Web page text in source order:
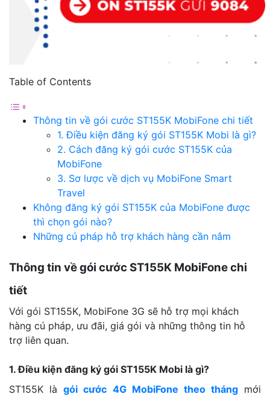
Table of Contents
Thông tin về gói cước ST155K MobiFone chi tiết
1. Điều kiện đăng ký gói ST155K Mobi là gì?
2. Cách đăng ký gói cước ST155K của
MobiFone
3. Sơ lược về dịch vụ MobiFone Smart
Travel
Không đăng ký gói ST155K của MobiFone được
thì chọn gói nào?
Những cú pháp hỗ trợ khách hàng cần nắm
Thông tin về gói cước ST155K MobiFone chi
tiết
Với gói ST155K, MobiFone 3G sẽ hỗ trợ mọi khách
hàng cú pháp, ưu đãi, giá gói và những thông tin hỗ
trợ liên quan.
1. Điều kiện đăng ký gói ST155K Mobi là gì?
ST155K làgói cước 4G MobiFone theo thángmới